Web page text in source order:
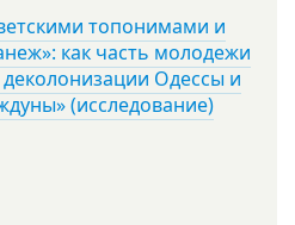
топонимами и
как часть молодежи
Одессы и
(исследование)